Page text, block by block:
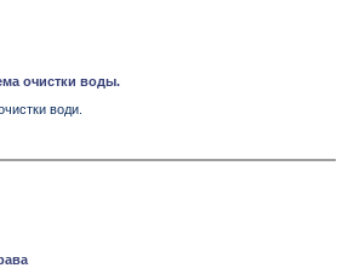
очистки воды.
води.